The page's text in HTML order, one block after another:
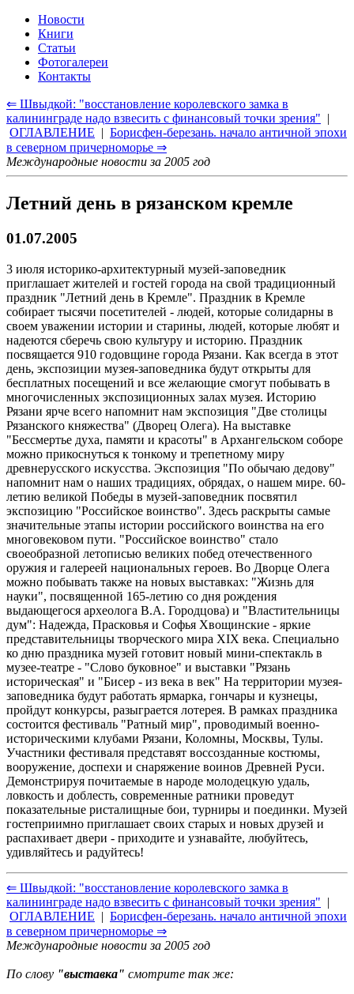
Новости
Книги
Статьи
Фотогалереи
Контакты
⇐ Швыдкой: "восстановление королевского замка в
калининграде надо взвесить с финансовый точки зрения" |
ОГЛАВЛЕНИЕ | Борисфен-березань. начало античной эпохи
в северном причерноморье ⇒
Международные новости за 2005 год
Летний день в рязанском кремле
01.07.2005
3 июля историко-архитектурный музей-заповедник
приглашает жителей и гостей города на свой традиционный
праздник "Летний день в Кремле". Праздник в Кремле
собирает тысячи посетителей - людей, которые солидарны в
своем уважении истории и старины, людей, которые любят и
надеются сберечь свою культуру и историю. Праздник
посвящается 910 годовщине города Рязани. Как всегда в этот
день, экспозиции музея-заповедника будут открыты для
бесплатных посещений и все желающие смогут побывать в
многочисленных экспозиционных залах музея. Историю
Рязани ярче всего напомнит нам экспозиция "Две столицы
Рязанского княжества" (Дворец Олега). На выставке
"Бессмертье духа, памяти и красоты" в Архангельском соборе
можно прикоснуться к тонкому и трепетному миру
древнерусского искусства. Экспозиция "По обычаю дедову"
напомнит нам о наших традициях, обрядах, о нашем мире. 60-
летию великой Победы в музей-заповедник посвятил
экспозицию "Российское воинство". Здесь раскрыты самые
значительные этапы истории российского воинства на его
многовековом пути. "Российское воинство" стало
своеобразной летописью великих побед отечественного
оружия и галереей национальных героев. Во Дворце Олега
можно побывать также на новых выставках: "Жизнь для
науки", посвященной 165-летию со дня рождения
выдающегося археолога В.А. Городцова) и "Властительницы
дум": Надежда, Прасковья и Софья Хвощинские - яркие
представительницы творческого мира XIX века. Специально
ко дню праздника музей готовит новый мини-спектакль в
музее-театре - "Слово буковное" и выставки "Рязань
историческая" и "Бисер - из века в век" На территории музея-
заповедника будут работать ярмарка, гончары и кузнецы,
пройдут конкурсы, разыграется лотерея. В рамках праздника
состоится фестиваль "Ратный мир", проводимый военно-
историческими клубами Рязани, Коломны, Москвы, Тулы.
Участники фестиваля представят воссозданные костюмы,
вооружение, доспехи и снаряжение воинов Древней Руси.
Демонстрируя почитаемые в народе молодецкую удаль,
ловкость и доблесть, современные ратники проведут
показательные ристалищные бои, турниры и поединки. Музей
гостеприимно приглашает своих старых и новых друзей и
распахивает двери - приходите и узнавайте, любуйтесь,
удивляйтесь и радуйтесь!
⇐ Швыдкой: "восстановление королевского замка в
калининграде надо взвесить с финансовый точки зрения" |
ОГЛАВЛЕНИЕ | Борисфен-березань. начало античной эпохи
в северном причерноморье ⇒
Международные новости за 2005 год
По слову "выставка" смотрите так же: